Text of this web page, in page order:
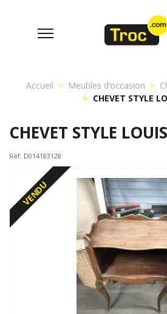
Accueil Meubles d’occasion
CHEVET STYLE
CHEVET STYLE
Réf. D014183128
VENDU